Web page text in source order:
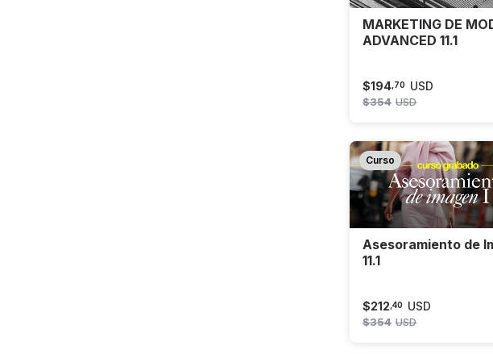
MARKETING DE
ADVANCED 11.1
$194 70 USD
$354 USD
Curso
Asesoramiento de
11.1
$212 ,40 USD
$354 USD